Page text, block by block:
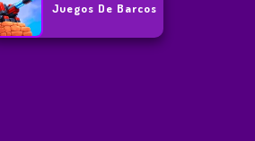
Juegos De Barcos